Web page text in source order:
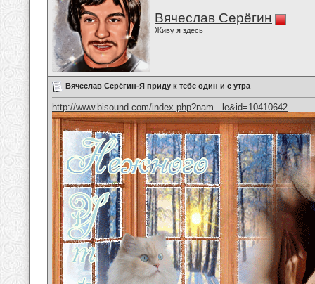
Вячеслав Серёгин
Живу я здесь
Вячеслав Серёгин-Я приду к тебе один и с утра
http://www.bisound.com/index.php?nam...le&id=10410642